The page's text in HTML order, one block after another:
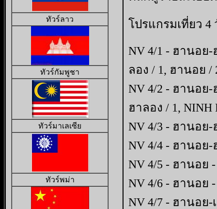
ทัวร์ลาว
ทัวร์กัมพูชา
ทัวร์มาเลเซีย
ทัวร์พม่า
โปรแกรมเที่ยว
NV 4/1 - ฮานอย
ลอง / 1, ฮานอย /
NV 4/2 - ฮานอย
ฮาลอง / 1,
NV 4/3 - ฮานอย-
NV 4/4 - ฮานอย-
NV 4/5 - ฮานอย
NV 4/6 - ฮานอย
NV 4/7 - ฮานอย-